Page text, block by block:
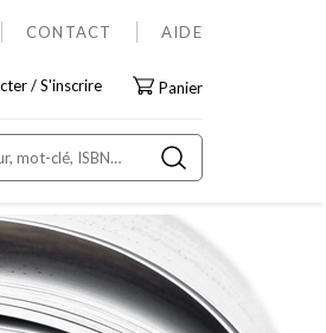
CONTACT AIDE
Allez
contenu
S'inscrire Panier